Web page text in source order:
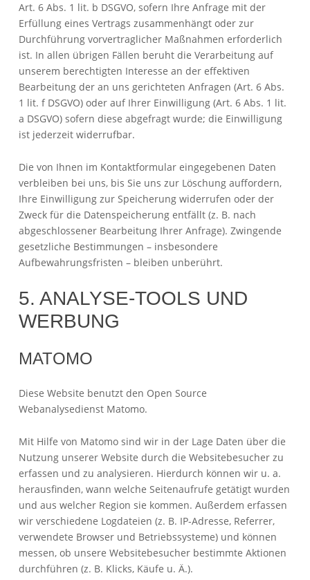
Art. 6 Abs. 1 lit. b DSGVO, sofern Ihre Anfrage mit der
Erfüllung eines Vertrags zusammenhängt oder zur
Durchführung vorvertraglicher Maßnahmen erforderlich
ist. In allen übrigen Fällen beruht die Verarbeitung auf
unserem berechtigten Interesse an der effektiven
Bearbeitung der an uns gerichteten Anfragen (Art. 6 Abs.
1 lit. f DSGVO) oder auf Ihrer Einwilligung (Art. 6 Abs. 1 lit.
a DSGVO) sofern diese abgefragt wurde; die Einwilligung
ist jederzeit widerrufbar.
Die von Ihnen im Kontaktformular eingegebenen Daten
verbleiben bei uns, bis Sie uns zur Löschung auffordern,
Ihre Einwilligung zur Speicherung widerrufen oder der
Zweck für die Datenspeicherung entfällt (z. B. nach
abgeschlossener Bearbeitung Ihrer Anfrage). Zwingende
gesetzliche Bestimmungen – insbesondere
Aufbewahrungsfristen – bleiben unberührt.
5. ANALYSE-TOOLS UND
WERBUNG
MATOMO
Diese Website benutzt den Open Source
Webanalysedienst Matomo.
Mit Hilfe von Matomo sind wir in der Lage Daten über die
Nutzung unserer Website durch die Websitebesucher zu
erfassen und zu analysieren. Hierdurch können wir u. a.
herausfinden, wann welche Seitenaufrufe getätigt wurden
und aus welcher Region sie kommen. Außerdem erfassen
wir verschiedene Logdateien (z. B. IP-Adresse, Referrer,
verwendete Browser und Betriebssysteme) und können
messen, ob unsere Websitebesucher bestimmte Aktionen
durchführen (z. B. Klicks, Käufe u. Ä.).